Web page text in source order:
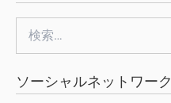
索:
ソーシャルネットワーク